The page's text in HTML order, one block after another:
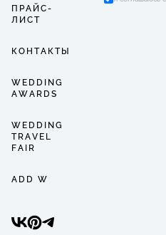
ПРАЙС-
ЛИСТ
КОНТАКТЫ
WEDDING
AWARDS
WEDDING
TRAVEL
FAIR
ADD W